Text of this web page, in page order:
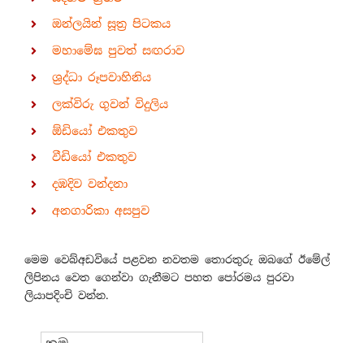
ඔන්ලයින් සූත්‍ර පිටකය
මහාමේඝ පුවත් සඟරාව
ශ්‍රද්ධා රූපවාහිනිය
ලක්විරු ගුවන් විදුලිය
ඕඩියෝ එකතුව
වීඩියෝ එකතුව
දඹදිව වන්දනා
අනගාරිකා අසපුව
මෙම වෙබ්අඩවියේ පළවන නවතම තොරතුරු ඔබගේ ඊමේල්
ලිපිනය වෙත ගෙන්වා ගැනීමට පහත පෝරමය පුරවා
ලියාපදිංචි වන්න.